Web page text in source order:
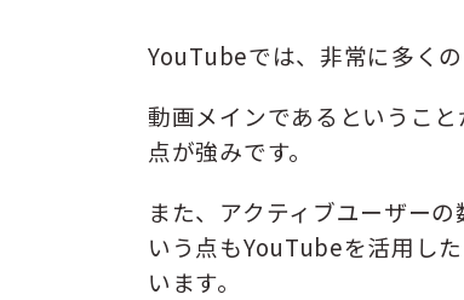
YouTubeでは、非常に多く
動画メインであるというこ
点が強みです。
また、アクティブユーザーの
いう点もYouTubeを活用し
います。